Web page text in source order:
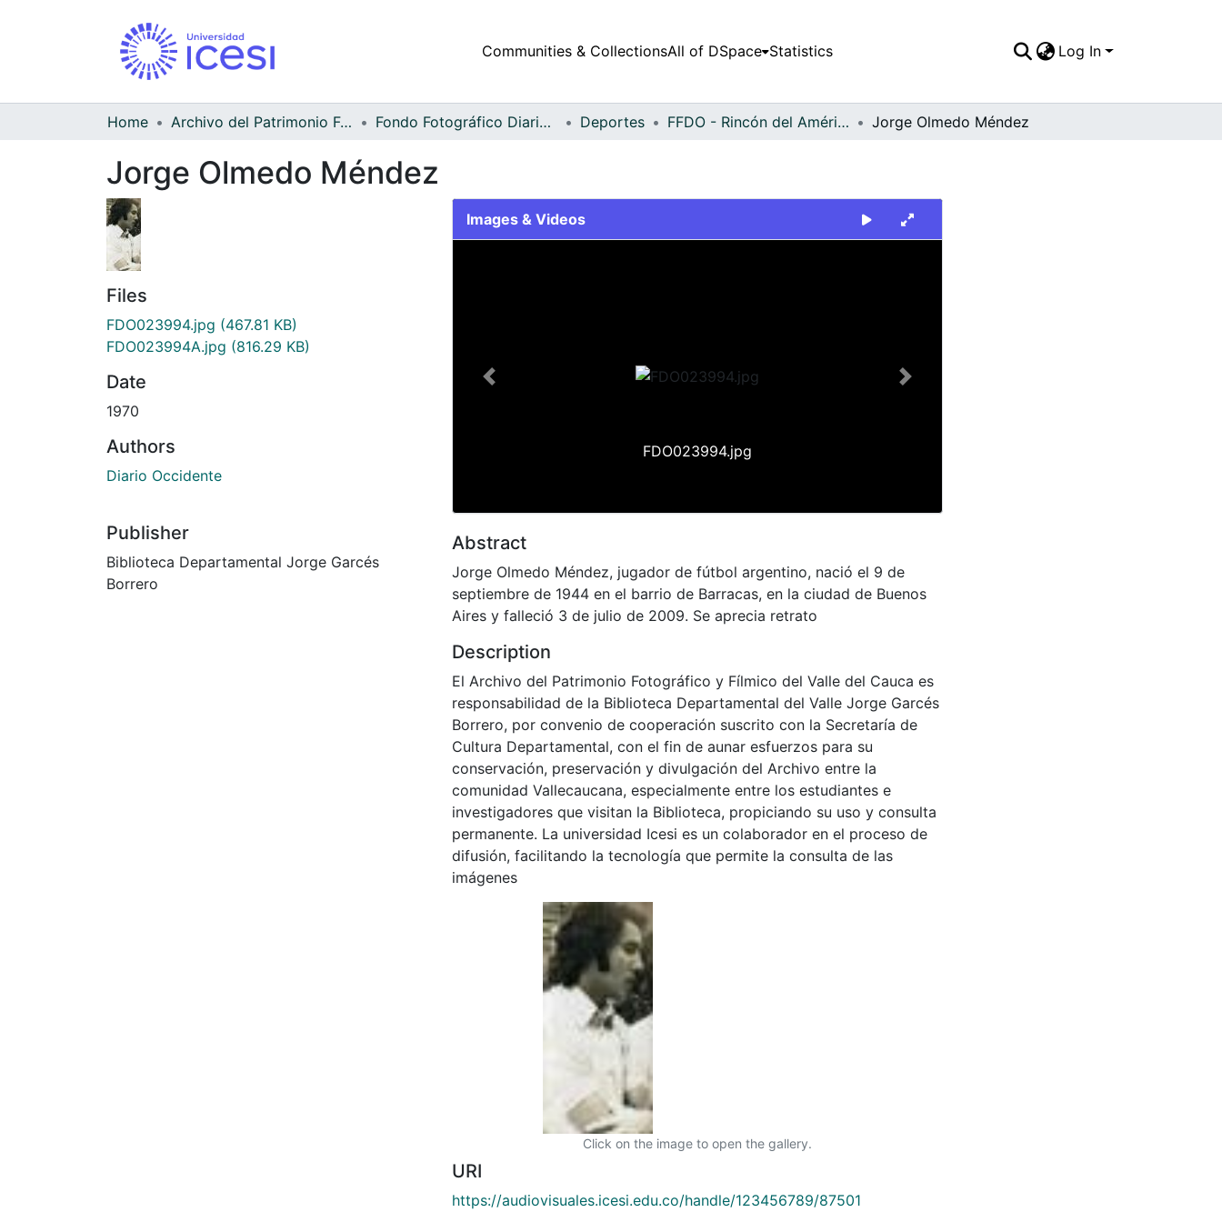
Communities & CollectionsAll of DSpace Statistics Log In
Home Archivo del Patrimonio Fotográfico y Fílmico del Valle del Cauca Fondo Fotográfico Diario Occidente Deportes FFDO - Rincón del América - Patrimonial Jorge Olmedo Méndez
Jorge Olmedo Méndez
Files
FDO023994.jpg (467.81 KB)
FDO023994A.jpg (816.29 KB)
Date
1970
Authors
Diario Occidente
Publisher
Biblioteca Departamental Jorge Garcés
Borrero
Images & Videos
FDO023994.jpg
Previous Next
Abstract
Jorge Olmedo Méndez, jugador de fútbol argentino, nació el 9 de
septiembre de 1944 en el barrio de Barracas, en la ciudad de Buenos
Aires y falleció 3 de julio de 2009. Se aprecia retrato
Description
El Archivo del Patrimonio Fotográfico y Fílmico del Valle del Cauca es
responsabilidad de la Biblioteca Departamental del Valle Jorge Garcés
Borrero, por convenio de cooperación suscrito con la Secretaría de
Cultura Departamental, con el fin de aunar esfuerzos para su
conservación, preservación y divulgación del Archivo entre la
comunidad Vallecaucana, especialmente entre los estudiantes e
investigadores que visitan la Biblioteca, propiciando su uso y consulta
permanente. La universidad Icesi es un colaborador en el proceso de
difusión, facilitando la tecnología que permite la consulta de las
imágenes
Click on the image to open the gallery.
URI
https://audiovisuales.icesi.edu.co/handle/123456789/87501